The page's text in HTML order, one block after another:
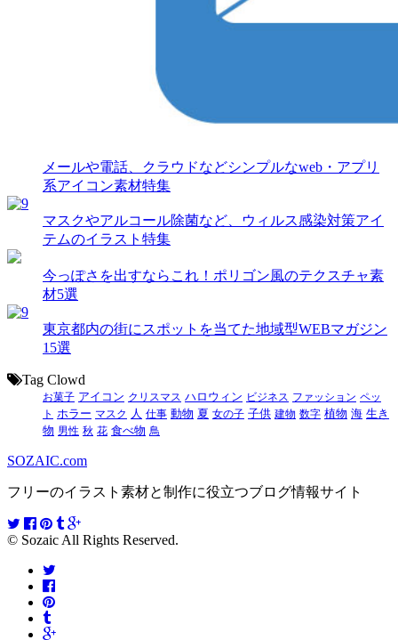
メールや電話、クラウドなどシンプルなweb・アプリ
系アイコン素材特集
マスクやアルコール除菌など、ウィルス感染対策アイ
テムのイラスト特集
今っぽさを出すならこれ！ポリゴン風のテクスチャ素
材5選
東京都内の街にスポットを当てた地域型WEBマガジン
15選
Tag Clowd
お菓子 アイコン クリスマス ハロウィン ビジネス ファッション ペッ
ト ホラー マスク 人 仕事 動物 夏 女の子 子供 建物 数字 植物 海 生き
物 男性 秋 花 食べ物 鳥
SOZAIC.com
フリーのイラスト素材と制作に役立つブログ情報サイト
© Sozaic All Rights Reserved.